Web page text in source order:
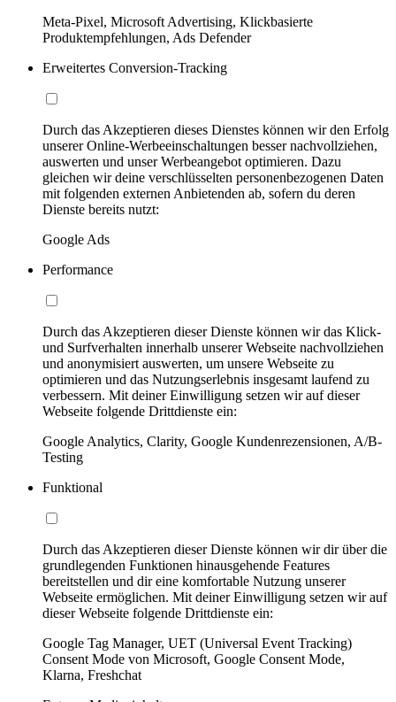
Meta-Pixel, Microsoft Advertising, Klickbasierte
Produktempfehlungen, Ads Defender
Erweitertes Conversion-Tracking
Durch das Akzeptieren dieses Dienstes können wir den Erfolg
unserer Online-Werbeeinschaltungen besser nachvollziehen,
auswerten und unser Werbeangebot optimieren. Dazu
gleichen wir deine verschlüsselten personenbezogenen Daten
mit folgenden externen Anbietenden ab, sofern du deren
Dienste bereits nutzt:
Google Ads
Performance
Durch das Akzeptieren dieser Dienste können wir das Klick-
und Surfverhalten innerhalb unserer Webseite nachvollziehen
und anonymisiert auswerten, um unsere Webseite zu
optimieren und das Nutzungserlebnis insgesamt laufend zu
verbessern. Mit deiner Einwilligung setzen wir auf dieser
Webseite folgende Drittdienste ein:
Google Analytics, Clarity, Google Kundenrezensionen, A/B-
Testing
Funktional
Durch das Akzeptieren dieser Dienste können wir dir über die
grundlegenden Funktionen hinausgehende Features
bereitstellen und dir eine komfortable Nutzung unserer
Webseite ermöglichen. Mit deiner Einwilligung setzen wir auf
dieser Webseite folgende Drittdienste ein:
Google Tag Manager, UET (Universal Event Tracking)
Consent Mode von Microsoft, Google Consent Mode,
Klarna, Freshchat